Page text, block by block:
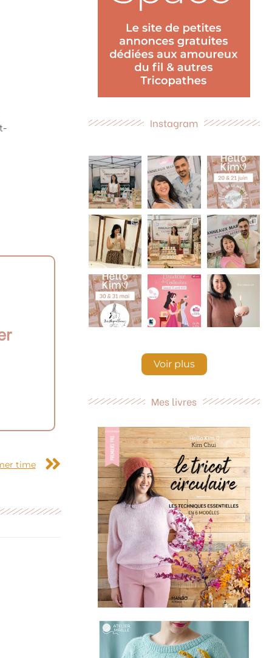
time
Suivant
Instagram
Voir plus
Mes livres